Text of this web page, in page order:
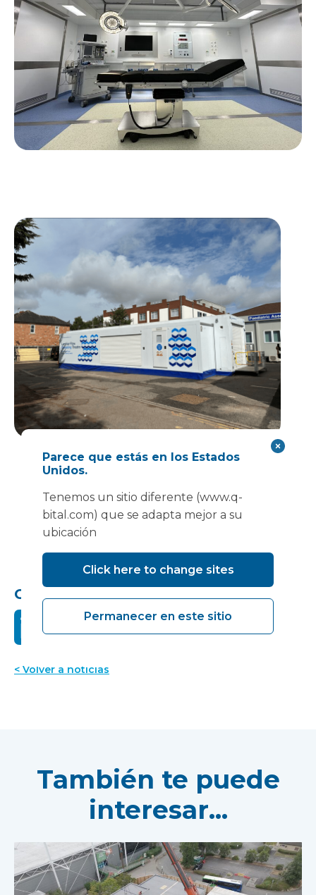
El quirófano móvil Vanguard, utilizado como
centro quirúrgico por la Fundación NHS de la
Compartir este:
< Volver a noticias
También te puede
interesar...
Parece que estás en los Estados
Unidos.
Tenemos un sitio diferente (www.q-
bital.com) que se adapta mejor a su
ubicación
Click here to change sites
Permanecer en este sitio